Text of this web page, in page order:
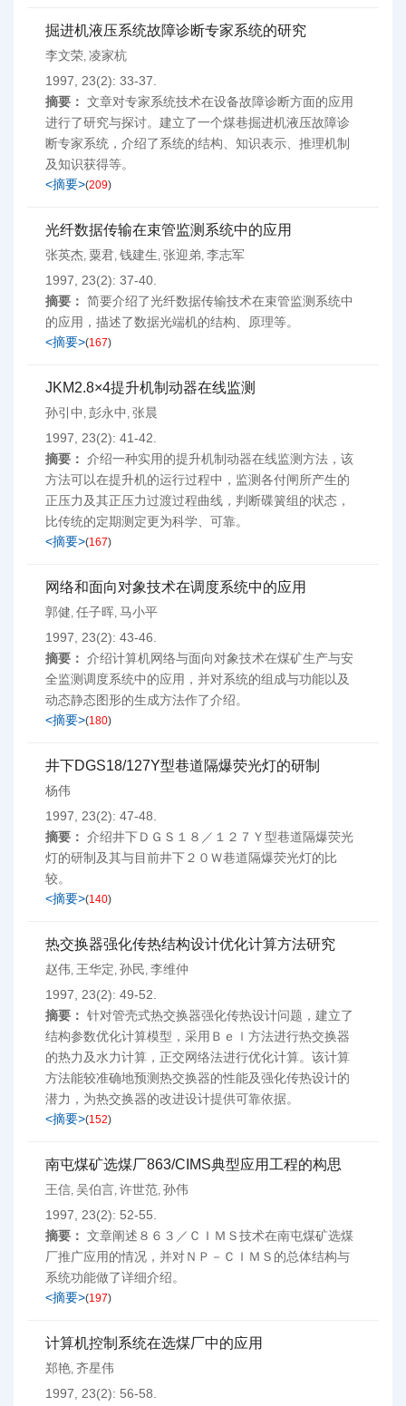
掘进机液压系统故障诊断专家系统的研究
李文荣, 凌家杭
1997, 23(2): 33-37.
摘要： 文章对专家系统技术在设备故障诊断方面的应用
进行了研究与探讨。建立了一个煤巷掘进机液压故障诊
断专家系统，介绍了系统的结构、知识表示、推理机制
及知识获得等。
<摘要>(209)
光纤数据传输在束管监测系统中的应用
张英杰, 粟君, 钱建生, 张迎弟, 李志军
1997, 23(2): 37-40.
摘要： 简要介绍了光纤数据传输技术在束管监测系统中
的应用，描述了数据光端机的结构、原理等。
<摘要>(167)
JKM2.8×4提升机制动器在线监测
孙引中 , 彭永中 , 张晨
1997, 23(2): 41-42.
摘要： 介绍一种实用的提升机制动器在线监测方法，该
方法可以在提升机的运行过程中，监测各付闸所产生的
正压力及其正压力过渡过程曲线，判断碟簧组的状态，
比传统的定期测定更为科学、可靠。
<摘要>(167)
网络和面向对象技术在调度系统中的应用
郭健, 任子晖, 马小平
1997, 23(2): 43-46.
摘要： 介绍计算机网络与面向对象技术在煤矿生产与安
全监测调度系统中的应用，并对系统的组成与功能以及
动态静态图形的生成方法作了介绍。
<摘要>(180)
井下DGS18/127Y型巷道隔爆荧光灯的研制
杨伟
1997, 23(2): 47-48.
摘要： 介绍井下ＤＧＳ１８／１２７Ｙ型巷道隔爆荧光
灯的研制及其与目前井下２０Ｗ巷道隔爆荧光灯的比
较。
<摘要>(140)
热交换器强化传热结构设计优化计算方法研究
赵伟, 王华定, 孙民, 李维仲
1997, 23(2): 49-52.
摘要： 针对管壳式热交换器强化传热设计问题，建立了
结构参数优化计算模型，采用Ｂｅｌ方法进行热交换器
的热力及水力计算，正交网络法进行优化计算。该计算
方法能较准确地预测热交换器的性能及强化传热设计的
潜力，为热交换器的改进设计提供可靠依据。
<摘要>(152)
南屯煤矿选煤厂863/CIMS典型应用工程的构思
王信, 吴伯言, 许世范, 孙伟
1997, 23(2): 52-55.
摘要： 文章阐述８６３／ＣＩＭＳ技术在南屯煤矿选煤
厂推广应用的情况，并对ＮＰ－ＣＩＭＳ的总体结构与
系统功能做了详细介绍。
<摘要>(197)
计算机控制系统在选煤厂中的应用
郑艳, 齐星伟
1997, 23(2): 56-58.